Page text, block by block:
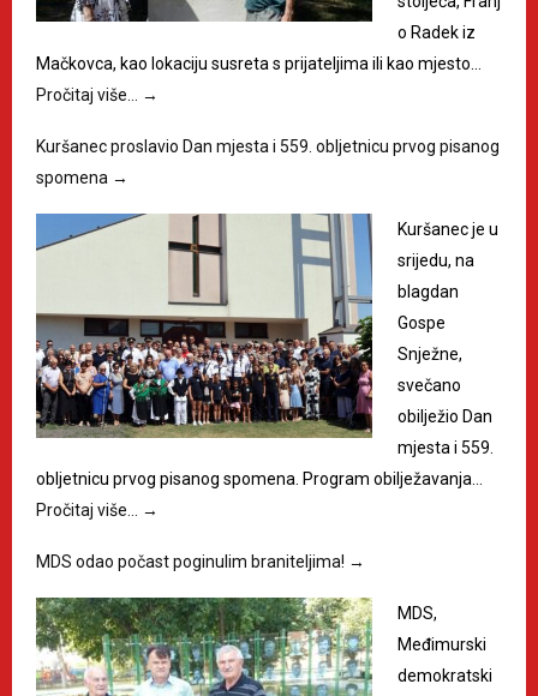
o Radek iz
Mačkovca, kao lokaciju susreta s prijateljima ili kao mjesto…
Pročitaj više… →
Kuršanec proslavio Dan mjesta i 559. obljetnicu prvog pisanog
spomena →
Kuršanec je u
srijedu, na
blagdan
Gospe
Snježne,
svečano
obilježio Dan
mjesta i 559.
obljetnicu prvog pisanog spomena. Program obilježavanja…
Pročitaj više… →
MDS odao počast poginulim braniteljima! →
MDS,
Međimurski
demokratski